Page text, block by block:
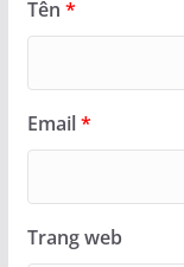
Tên *
Email*
Trang web